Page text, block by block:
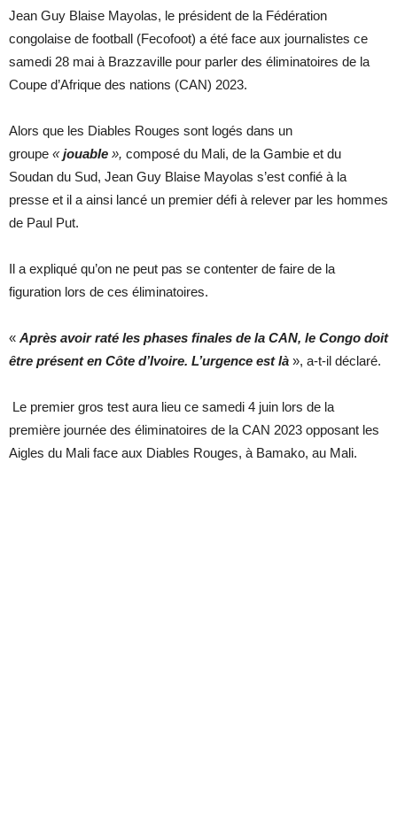
Jean Guy Blaise Mayolas, le président de la Fédération
congolaise de football (Fecofoot) a été face aux journalistes ce
samedi 28 mai à Brazzaville pour parler des éliminatoires de la
Coupe d’Afrique des nations (CAN) 2023.
Alors que les Diables Rouges sont logés dans un
groupe «jouable », composé du Mali, de la Gambie et du
Soudan du Sud, Jean Guy Blaise Mayolas s’est confié à la
presse et il a ainsi lancé un premier défi à relever par les hommes
de Paul Put.
Il a expliqué qu’on ne peut pas se contenter de faire de la
figuration lors de ces éliminatoires.
« Après avoir raté les phases finales de la CAN, le Congo doit
être présent en Côte d’Ivoire. L’urgence est là », a-t-il déclaré.
Le premier gros test aura lieu ce samedi 4 juin lors de la
première journée des éliminatoires de la CAN 2023 opposant les
Aigles du Mali face aux Diables Rouges, à Bamako, au Mali.